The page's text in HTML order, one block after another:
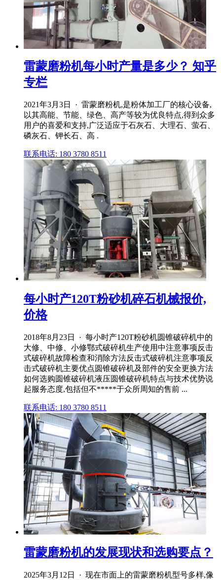
雷蒙磨粉机每小时产量是多少？ 知乎
专栏
2021年3月3日 · 雷蒙磨粉机,是粉体加工厂的核心设备,
以其高能、节能、绿色、高产等较为优良特点,得到众多
用户的喜爱和支持,广泛适应于石灰石、大理石、萤石、
磷灰石、钾长石、高 .
联系电话: 180 3780 8511
每小时产120T粉砂机碎石机械报价,
价格
2018年8月23日 · 每小时产120T粉砂机圆锥破碎机中的
大修、中修、小修鄂式破碎机生产使用中注意事项反击
式破碎机故障检查和消除方法反击式破碎机注意事项反
击式破碎机主要优点圆锥破碎机及部件的安全更换方法
如何选购圆锥破碎机液压圆锥破碎机特点与技术优势说
起服务态度,包括但不*****于众所周知的售前 ...
联系电话: 180 3780 8511
雷蒙磨粉机的发展现状和选购要点？
2025年3月12日 · 现在市面上的雷蒙磨粉机型号多样,像